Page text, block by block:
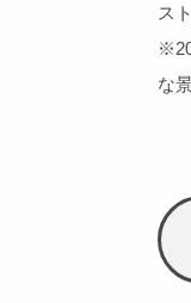
ス
な